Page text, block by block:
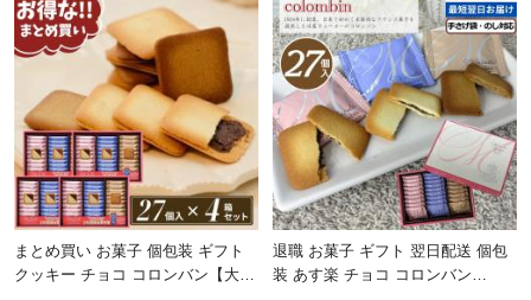
まとめ買い お菓子 個包装 ギフト
クッキー チョコ コロンバン【大】
退職 お菓子 ギフト 翌日配送 個包
装 あす楽 チョコ コロンバン